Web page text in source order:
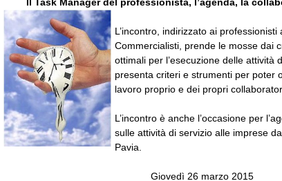
L’incontro, indirizzato ai
Commercialisti, prende le mosse dai
ottimali per l’esecuzione delle attività
presenta criteri e strumenti per poter
lavoro proprio e dei propri
L’incontro è anche l’occasione per
sulle attività di servizio alle imprese
Pavia.
Giovedì 26 marzo 2015